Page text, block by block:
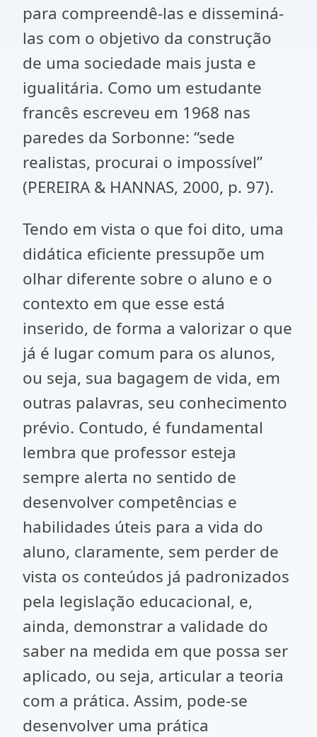
para compreendê-las e disseminá-
las com o objetivo da construção
de uma sociedade mais justa e
igualitária. Como um estudante
francês escreveu em 1968 nas
paredes da Sorbonne: “sede
realistas, procurai o impossível”
(PEREIRA & HANNAS, 2000, p. 97).
Tendo em vista o que foi dito, uma
didática eficiente pressupõe um
olhar diferente sobre o aluno e o
contexto em que esse está
inserido, de forma a valorizar o que
já é lugar comum para os alunos,
ou seja, sua bagagem de vida, em
outras palavras, seu conhecimento
prévio. Contudo, é fundamental
lembra que professor esteja
sempre alerta no sentido de
desenvolver competências e
habilidades úteis para a vida do
aluno, claramente, sem perder de
vista os conteúdos já padronizados
pela legislação educacional, e,
ainda, demonstrar a validade do
saber na medida em que possa ser
aplicado, ou seja, articular a teoria
com a prática. Assim, pode-se
desenvolver uma prática